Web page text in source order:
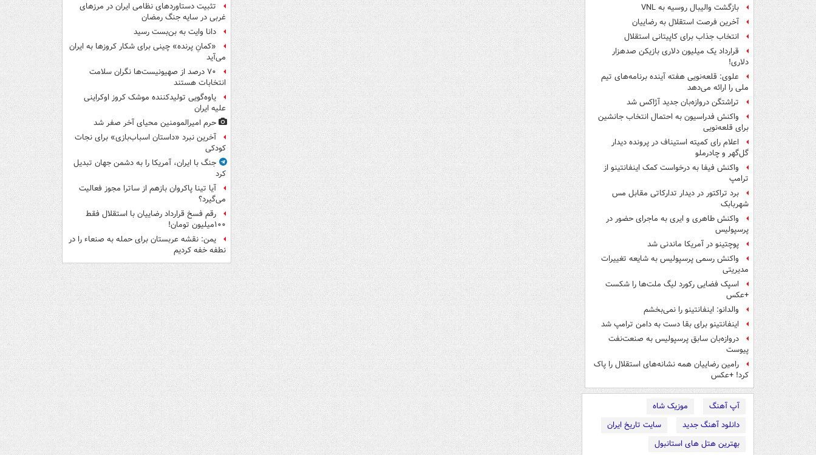
بازگشت والیبال روسیه به VNL
آخرین فرصت استقلال به رضاییان
انتخاب جذاب برای کاپیتانی استقلال
قرارداد یک میلیون دلاری بازیکن صدهزار
دلاری!
علوی: قلعه‌نویی هفته آینده برنامه‌های تیم
ملی را ارائه می‌دهد
تراِشتگن دروازه‌بان جدید آژاکس شد
واکنش فدراسیون به احتمال انتخاب جانشین
برای قلعه‌نویی
اعلام رای کمیته استیناف در پرونده دیدار
گل‌گهر و چادرملو
واکنش فیفا به درخواست کمک اینفانتینو از
ترامپ
برد تراکتور در دیدار تدارکاتی مقابل مس
شهربابک
واکنش طاهری و ایری به ماجرای حضور در
پرسپولیس
پوچتینو در آمریکا ماندنی شد
واکنش رسمی پرسپولیس به شایعه تغییرات
مدیریتی
اسپک فضایی رکورد لیگ ملت‌ها را شکست
+عکس
والدانو: اینفانتینو را نمی‌بخشم
اینفانتینو برای بقا دست به دامن ترامپ شد
دروازه‌بان سابق پرسپولیس به صنعت‌نفت
پیوست
رامین رضاییان همه نشانه‌های استقلال را پاک
کرد! +عکس
آپ آهنگ
موزیک شاه
دانلود آهنگ جدید
سایت تاریخ ایران
بهترین هتل های استانبول
تثبیت دستاوردهای نظامی ایران در مرزهای
غربی در سایه جنگ رمضان
دانا وایت به بن‌بست رسید
«کمانِ پرنده» چینی برای شکار کروزها به ایران
می‌آید
۷۰ درصد از صهیونیست‌ها نگران سلامت
انتخابات هستند
یاوه‌گویی تولیدکننده موشک کروز اوکراینی
علیه ایران
حرم امیرالمومنین محیای آخر صفر شد
آخرین نبرد «داستان اسباب‌بازی» برای نجات
کودکی
جنگ با ایران، آمریکا را به دشمن جهان تبدیل
کرد
آیا تینا پاکروان بازهم از ساترا مجوز فعالیت
می‌گیرد؟
رقم فسخ قرارداد رضاییان با استقلال فقط
۱۰۰میلیون تومان!
یمن: نقشه عربستان برای حمله به صنعاء را در
نطفه خفه کردیم